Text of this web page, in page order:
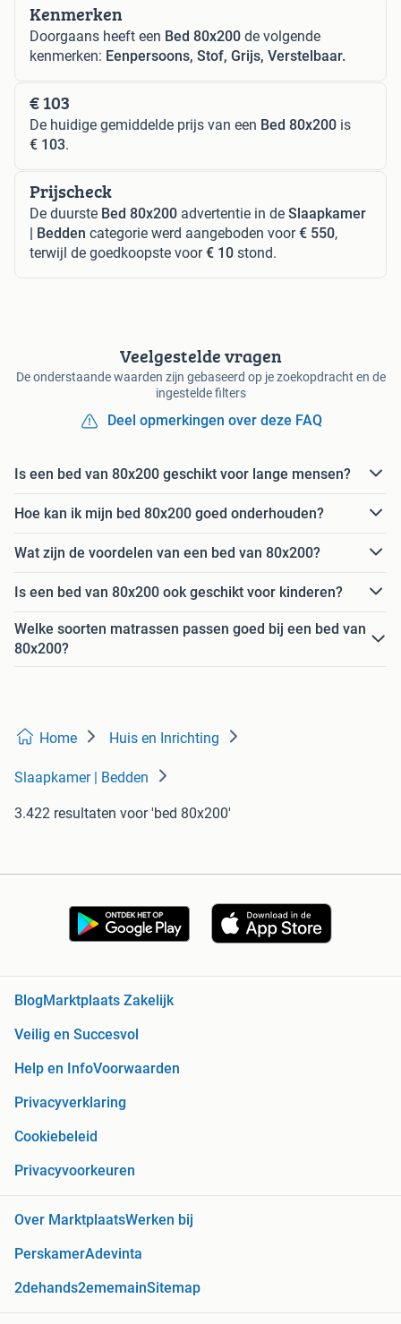
Kenmerken
Doorgaans heeft een Bed 80x200 de volgende
kenmerken: Eenpersoons, Stof, Grijs, Verstelbaar.
€ 103
De huidige gemiddelde prijs van een Bed 80x200 is
€ 103.
Prijscheck
De duurste Bed 80x200 advertentie in de Slaapkamer
| Bedden categorie werd aangeboden voor€ 550,
terwijl de goedkoopste voor€ 10 stond.
Veelgestelde vragen
De onderstaande waarden zijn gebaseerd op je zoekopdracht en de
ingestelde filters
Deel opmerkingen over deze FAQ
Is een bed van 80x200 geschikt voor lange mensen?
Hoe kan ik mijn bed 80x200 goed onderhouden?
Wat zijn de voordelen van een bed van 80x200?
Is een bed van 80x200 ook geschikt voor kinderen?
Welke soorten matrassen passen goed bij een bed van
80x200?
Home Huis en Inrichting
Slaapkamer | Bedden
3.422 resultaten voor 'bed 80x200'
Blog Marktplaats Zakelijk
Veilig en Succesvol
Help en InfoVoorwaarden
Privacyverklaring
Cookiebeleid
Privacyvoorkeuren
Over MarktplaatsWerken bij
PerskamerAdevinta
2dehands2ememainSitemap